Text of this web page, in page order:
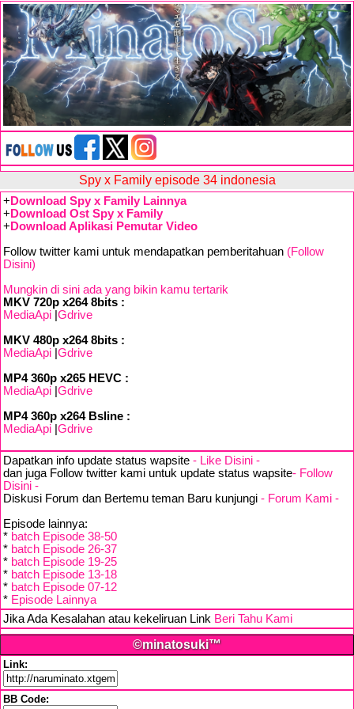
Spy x Family episode 34 indonesia
+ Download Spy x Family Lainnya
+ Download Ost Spy x Family
+ Download Aplikasi Pemutar Video
Follow twitter kami untuk mendapatkan pemberitahuan (Follow
Disini)
Mungkin di sini ada yang bikin kamu tertarik
MKV 720p x264 8bits :
MediaApi Gdrive
MKV 480p x264 8bits :
MediaApi Gdrive
MP4 360p x265 HEVC :
MediaApi Gdrive
MP4 360p x264 Bsline :
MediaApi Gdrive
Dapatkan info update status wapsite - Like Disini -
dan juga Follow twitter kami untuk update status wapsite- Follow
Disini -
Diskusi Forum dan Bertemu teman Baru kunjungi - Forum Kami -
Episode lainnya:
* batch Episode 38-50
* batch Episode 26-37
* batch Episode 19-25
* batch Episode 13-18
* batch Episode 07-12
* Episode Lainnya
Jika Ada Kesalahan atau kekeliruan Link Beri Tahu Kami
©minatosuki™
Link:
BB Code: